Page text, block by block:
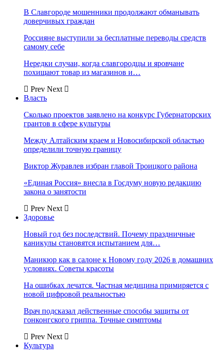
В Славгороде мошенники продолжают обманывать
доверчивых граждан
Россияне выступили за бесплатные переводы средств
самому себе
Нередки случаи, когда славгородцы и яровчане
похищают товар из магазинов и…
Prev Next
Власть
Сколько проектов заявлено на конкурс Губернаторских
грантов в сфере культуры
Между Алтайским краем и Новосибирской областью
определили точную границу
Виктор Журавлев избран главой Троицкого района
«Единая Россия» внесла в Госдуму новую редакцию
закона о занятости
Prev Next
Здоровье
Новый год без последствий. Почему праздничные
каникулы становятся испытанием для…
Маникюр как в салоне к Новому году 2026 в домашних
условиях. Советы красоты
На ошибках лечатся. Частная медицина примиряется с
новой цифровой реальностью
Врач подсказал действенные способы защиты от
гонконгского гриппа. Точные симптомы
Prev Next
Культура